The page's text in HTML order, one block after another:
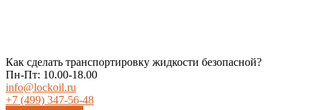
Как сделать транспортировку жидкости безопасной?
Пн-Пт: 10.00-18.00
info@lockoil.ru
+7 (499) 347-56-48